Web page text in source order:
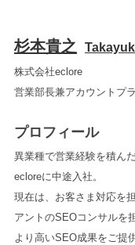
杉本貴之
株式会社eclore
営業部長兼アカウントプ
プロフィール
異業種で営業経験を積ん
ecloreに中途入社。
現在は、お客さま対応を
アントのSEOコンサルを
より高いSEO成果をご提